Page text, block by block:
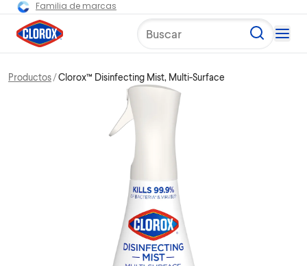
Familia de marcas
Buscar
Productos Clorox™ Disinfecting Mist, Multi-Surface